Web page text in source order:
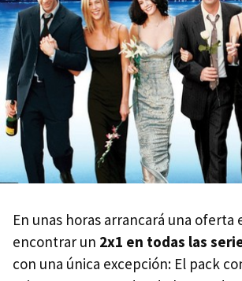
En unas horas arrancará una oferta
encontrar un 2x1 en todas las
con una única excepción: El pack